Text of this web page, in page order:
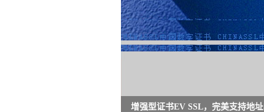
增强型证书EV SSL，完美支持地